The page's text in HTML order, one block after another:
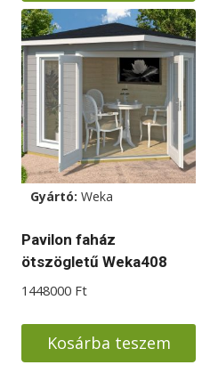
Gyártó: Weka
Pavilon faház
ötszögletű Weka408
1448000 Ft
Kosárba teszem